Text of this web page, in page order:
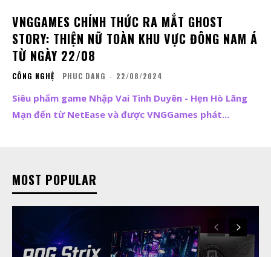
VNGGAMES CHÍNH THỨC RA MẮT GHOST
STORY: THIỆN NỮ TOÀN KHU VỰC ĐÔNG NAM Á
TỪ NGÀY 22/08
CÔNG NGHỆ PHUC DANG - 22/08/2024
Siêu phẩm game Nhập Vai Tình Duyên - Hẹn Hò Lãng
Mạn đến từ NetEase và được VNGGames phát...
MOST POPULAR